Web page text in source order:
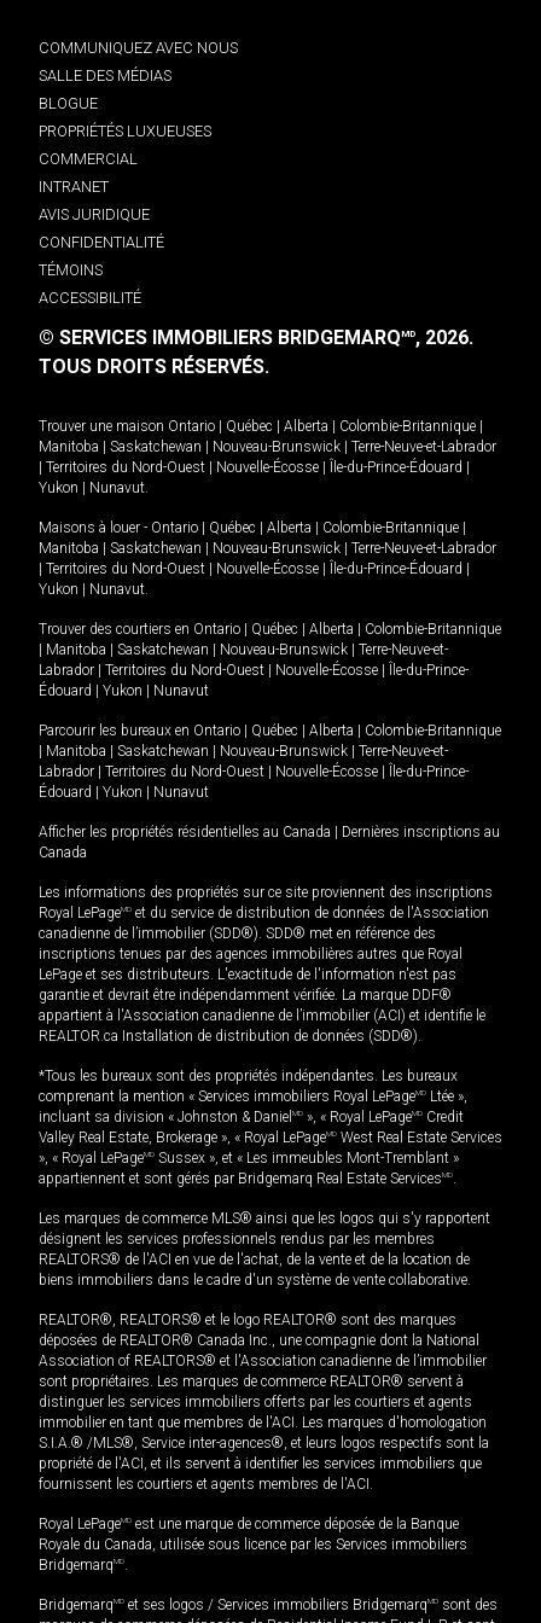
COMMUNIQUEZ AVEC NOUS
SALLE DES MÉDIAS
BLOGUE
PROPRIÉTÉS LUXUEUSES
COMMERCIAL
INTRANET
AVIS JURIDIQUE
CONFIDENTIALITÉ
TÉMOINS
ACCESSIBILITÉ
© SERVICES IMMOBILIERS BRIDGEMARQMD, 2026.
TOUS DROITS RÉSERVÉS.
Trouver une maison Ontario Québec Alberta Colombie-Britannique
Manitoba
Saskatchewan Nouveau-Brunswick
Terre-Neuve-et-Labrador
Territoires du Nord-Ouest Nouvelle-Écosse Île-du-Prince-Édouard
Yukon
Nunavut.
Maisons à louer - Ontario Québec Alberta Colombie-Britannique
Manitoba
Saskatchewan Nouveau-Brunswick
Terre-Neuve-et-Labrador
Territoires du Nord-Ouest Nouvelle-Écosse Île-du-Prince-Édouard
Yukon
Nunavut.
Trouver des courtiers en Ontario Québec Alberta
Colombie-Britannique
Manitoba Saskatchewan Nouveau-Brunswick
Terre-Neuve-et-
Labrador
Territoires du Nord-Ouest Nouvelle-Écosse
Île-du-Prince-
Édouard
Yukon Nunavut
Parcourir les bureaux en Ontario Québec Alberta
Colombie-Britannique
Manitoba Saskatchewan Nouveau-Brunswick
Terre-Neuve-et-
Labrador
Territoires du Nord-Ouest Nouvelle-Écosse
Île-du-Prince-
Édouard
Yukon Nunavut
Afficher les propriétés résidentielles au Canada
Dernières inscriptions au
Canada
Les informations des propriétés sur ce site proviennent des inscriptions
Royal LePageMD et du service de distribution de données de l'Association
canadienne de l’immobilier (SDD®). SDD® met en référence des
inscriptions tenues par des agences immobilières autres que Royal
LePage et ses distributeurs. L'exactitude de l'information n'est pas
garantie et devrait être indépendamment vérifiée. La marque DDF®
appartient à l'Association canadienne de l’immobilier (ACI) et identifie le
REALTOR.ca Installation de distribution de données (SDD®).
*Tous les bureaux sont des propriétés indépendantes. Les bureaux
comprenant la mention « Services immobiliers Royal LePageMD Ltée »,
incluant sa division « Johnston & Daniel MD », « Royal LePageMD Credit
Valley Real Estate, Brokerage », « Royal LePageMD West Real Estate Services
», « Royal LePageMD Sussex », et « Les immeubles Mont-Tremblant »
appartiennent et sont gérés par Bridgemarq Real Estate ServicesMD.
Les marques de commerce MLS® ainsi que les logos qui s'y rapportent
désignent les services professionnels rendus par les membres
REALTORS® de l'ACI en vue de l'achat, de la vente et de la location de
biens immobiliers dans le cadre d'un système de vente collaborative.
REALTOR®, REALTORS® et le logo REALTOR® sont des marques
déposées de REALTOR® Canada Inc., une compagnie dont la National
Association of REALTORS® et l'Association canadienne de l’immobilier
sont propriétaires. Les marques de commerce REALTOR® servent à
distinguer les services immobiliers offerts par les courtiers et agents
immobilier en tant que membres de l'ACI. Les marques d'homologation
S.I.A.® /MLS®, Service inter-agences®, et leurs logos respectifs sont la
propriété de l'ACI, et ils servent à identifier les services immobiliers que
fournissent les courtiers et agents membres de l'ACI.
Royal LePageMD est une marque de commerce déposée de la Banque
Royale du Canada, utilisée sous licence par les Services immobiliers
BridgemarqMD.
BridgemarqMD et ses logos / Services immobiliers BridgemarqMD sont des